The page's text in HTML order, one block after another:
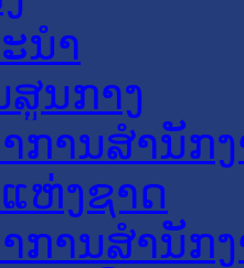
ນໍາ
ນກາງ
ການສໍານັກ
ຫ່ງຊາດ
ການສຳນັກ